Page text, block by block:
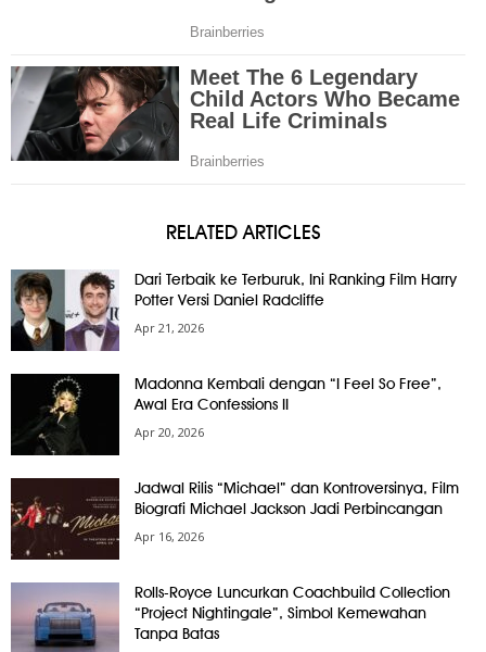
RELATED ARTICLES
Dari Terbaik ke Terburuk, Ini Ranking Film Harry
Potter Versi Daniel Radcliffe
Apr 21, 2026
Madonna Kembali dengan “I Feel So Free”,
Awal Era Confessions II
Apr 20, 2026
Jadwal Rilis “Michael” dan Kontroversinya, Film
Biografi Michael Jackson Jadi Perbincangan
Apr 16, 2026
Rolls-Royce Luncurkan Coachbuild Collection
“Project Nightingale”, Simbol Kemewahan
Tanpa Batas